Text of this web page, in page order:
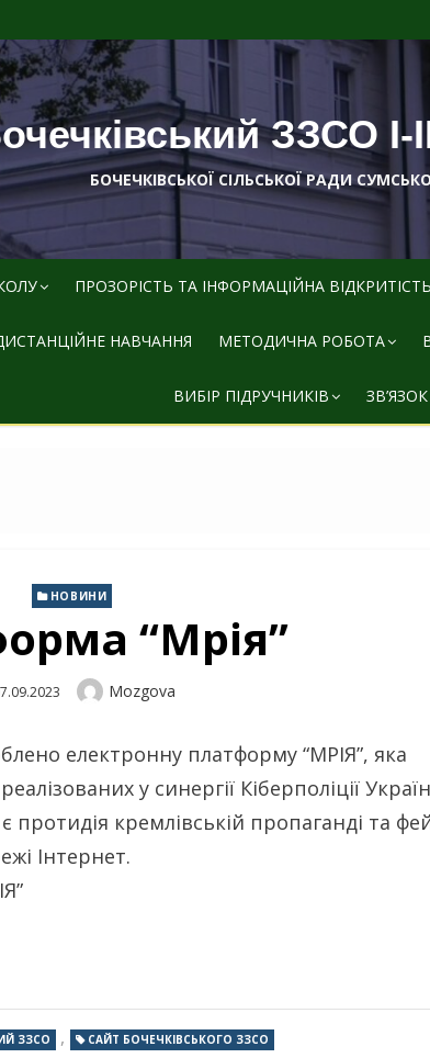
ЗЗСО І-
БОЧЕЧКІВСЬКОЇ СІЛЬСЬКОЇ РАДИ
ПРОЗОРІСТЬ ТА ІНФОРМАЦІЙНА ВІДКРИТІСТЬ
НАВЧАННЯ МЕТОДИЧНА РОБОТА
ВИБІР ПІДРУЧНИКІВ ЗВ’ЯЗОК
НОВИНИ
“Мрія”
Author
Mozgova
електронну платформу “МРІЯ”, яка
у синергії Кіберполіції
протидія кремлівській пропаганді та
Інтернет.
ЗЗСО , САЙТ БОЧЕЧКІВСЬКОГО ЗЗСО